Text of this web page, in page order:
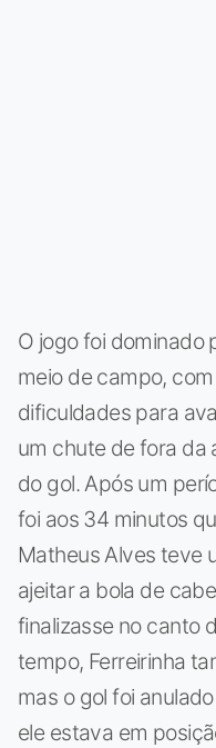
O jogo foi dominado
meio de campo,
dificuldades para
um chute de fora da
do gol. Após um
foi aos 34 minutos
Matheus Alves teve
ajeitar a bola de
finalizasse no canto
tempo, Ferreirinha
mas o gol foi
ele estava em